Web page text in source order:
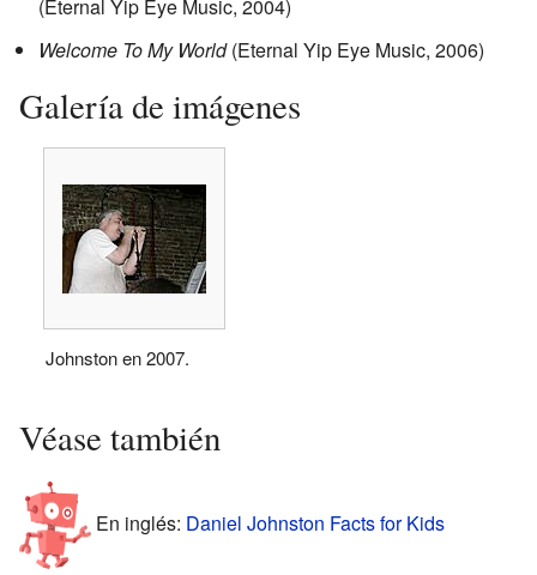
(Eternal Yip Eye Music, 2004)
Welcome To My World(Eternal Yip Eye Music, 2006)
Galería de imágenes
Johnston en 2007.
Véase también
En inglés: Daniel Johnston Facts for Kids